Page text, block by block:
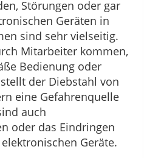
Störungen oder gar
Geräten in
sind sehr vielseitig.
Mitarbeiter kommen,
Bedienung oder
der Diebstahl von
eine Gefahrenquelle
auch
oder das Eindringen
Geräte.